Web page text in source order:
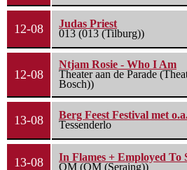
12-08
Judas Priest
013 (013 (Tilburg))
12-08
Ntjam Rosie - Who I Am
Theater aan de Parade
Bosch))
13-08
Berg Feest Festival met
Tessenderlo
13-08
In Flames + Employed To
OM (OM (Seraing))